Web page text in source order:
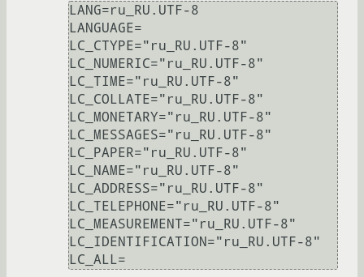
LANG=ru_RU.UTF-8
LANGUAGE=
LC_CTYPE="ru_RU.UTF-8"
LC_NUMERIC="ru_RU.UTF-8"
LC_TIME="ru_RU.UTF-8"
LC_COLLATE="ru_RU.UTF-8"
LC_MONETARY="ru_RU.UTF-8"
LC_MESSAGES="ru_RU.UTF-8"
LC_PAPER="ru_RU.UTF-8"
LC_NAME="ru_RU.UTF-8"
LC_ADDRESS="ru_RU.UTF-8"
LC_TELEPHONE="ru_RU.UTF-8"
LC_MEASUREMENT="ru_RU.UTF-8"
LC_IDENTIFICATION="ru_RU.UTF-8"